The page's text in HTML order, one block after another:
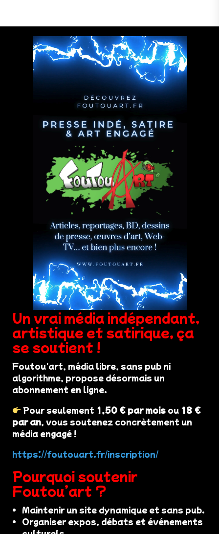
Un vrai média indépendant,
artistique et satirique, ça
se soutient !
Foutou'art, média libre, sans pub ni
algorithme, propose désormais un
abonnement en ligne.
Pour seulement 1,50 € par mois ou 18 €
par an, vous soutenez concrètement un
média engagé !
https://foutouart.fr/inscription/
Pourquoi soutenir
Foutou’art ?
Maintenir un site dynamique et sans pub.
Organiser expos, débats et événements